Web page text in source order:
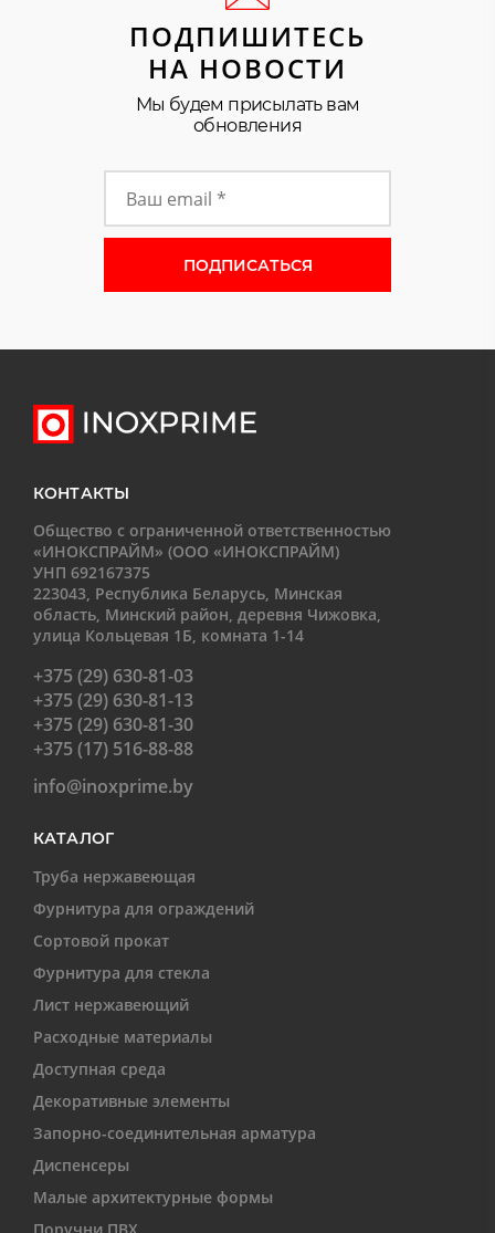
ПОДПИШИТЕСЬ
НА НОВОСТИ
Мы будем присылать вам
обновления
КОНТАКТЫ
Общество с ограниченной ответственностью
«ИНОКСПРАЙМ» (ООО «ИНОКСПРАЙМ)
УНП 692167375
223043, Республика Беларусь, Минская
область, Минский район, деревня Чижовка,
улица Кольцевая 1Б, комната 1-14
+375 (29) 630-81-03
+375 (29) 630-81-13
+375 (29) 630-81-30
+375 (17) 516-88-88
info@inoxprime.by
КАТАЛОГ
Труба нержавеющая
Фурнитура для ограждений
Сортовой прокат
Фурнитура для стекла
Лист нержавеющий
Расходные материалы
Доступная среда
Декоративные элементы
Запорно-соединительная арматура
Диспенсеры
Малые архитектурные формы